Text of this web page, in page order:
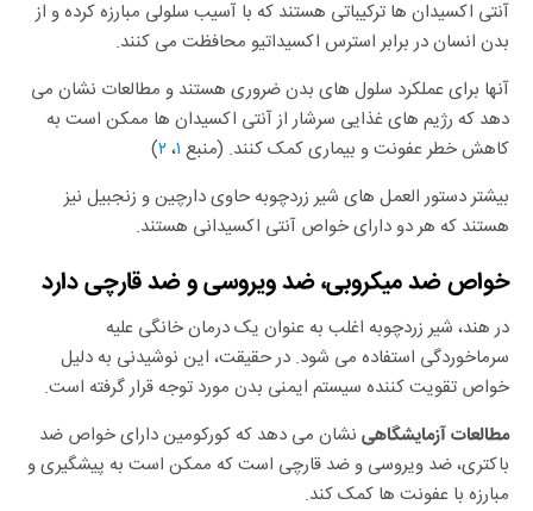
آنتی اکسیدان ها ترکیباتی هستند که با آسیب سلولی مبارزه کرده و از
بدن انسان در برابر استرس اکسیداتیو محافظت می کنند.
آنها برای عملکرد سلول های بدن ضروری هستند و مطالعات نشان می
دهد که رژیم های غذایی سرشار از آنتی اکسیدان ها ممکن است به
کاهش خطر عفونت و بیماری کمک کنند. (منبع ۱،۲)
بیشتر دستور العمل های شیر زردچوبه حاوی دارچین و زنجبیل نیز
هستند که هر دو دارای خواص آنتی اکسیدانی هستند.
خواص ضد میکروبی، ضد ویروسی و ضد قارچی دارد
در هند، شیر زردچوبه اغلب به عنوان یک درمان خانگی علیه
سرماخوردگی استفاده می شود. در حقیقت، این نوشیدنی به دلیل
خواص تقویت کننده سیستم ایمنی بدن مورد توجه قرار گرفته است.
مطالعات آزمایشگاهی نشان می دهد که کورکومین دارای خواص ضد
باکتری، ضد ویروسی و ضد قارچی است که ممکن است به پیشگیری و
مبارزه با عفونت ها کمک کند.